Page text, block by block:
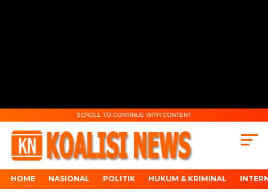
SCROLL TO CONTINUE WITH CONTENT
HOME NASIONAL POLITIK HUKUM & KRIMINAL